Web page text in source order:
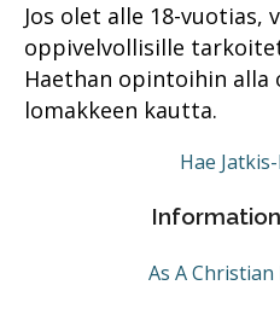
Jos olet alle 18-vuotias,
oppivelvollisille
Haethan opintoihin alla
lomakkeen kautta.
Hae
As A Christian